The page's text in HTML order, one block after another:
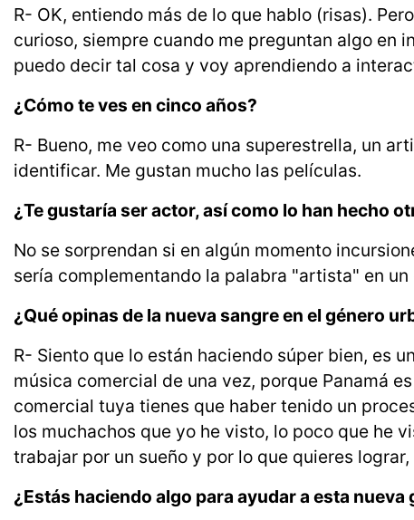
R- OK, entiendo más de lo que hablo (risas).
curioso, siempre cuando me preguntan algo en
puedo decir tal cosa y voy aprendiendo a
¿Cómo te ves en cinco años?
R- Bueno, me veo como una superestrella, un
identificar. Me gustan mucho las películas.
¿Te gustaría ser actor, así como lo han hecho
No se sorprendan si en algún momento
sería complementando la palabra "artista" en un
¿Qué opinas de la nueva sangre en el género
R- Siento que lo están haciendo súper bien, es
música comercial de una vez, porque Panamá
comercial tuya tienes que haber tenido un
los muchachos que yo he visto, lo poco que he
trabajar por un sueño y por lo que quieres lograr,
¿Estás haciendo algo para ayudar a esta nueva